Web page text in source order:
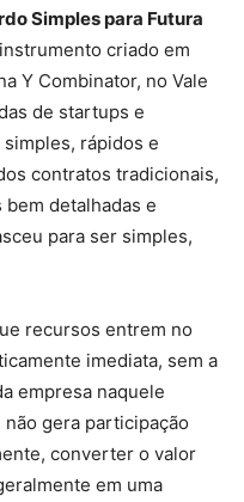
Simples para Futura
instrumento criado em
Y Combinator, no Vale
de startups e
rápidos e
contratos tradicionais,
detalhadas e
para ser simples,
recursos entrem no
imediata, sem a
empresa naquele
gera participação
converter o valor
em uma